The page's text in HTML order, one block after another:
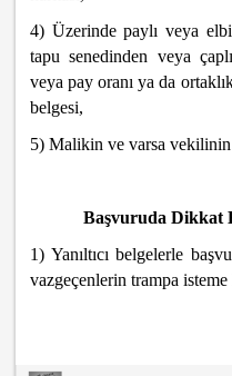
4) Üzerinde paylı veya
tapu senedinden veya
veya pay oranı ya da
belgesi,
5) Malikin ve varsa vekilinin
Başvuruda Dikkat
1) Yanıltıcı belgelerle
vazgeçenlerin trampa isteme